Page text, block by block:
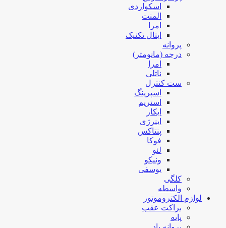
اسکواردی
المنت
امرا
ایتال تکنیک
پروانه
درجه (مانومتر)
امرا
ناتلی
ست کنترل
اسپرینگ
استریم
ایکار
اینرژی
پنتاکس
فوکا
لئو
ونیکو
یوسفی
کلگی
واسطه
لوازم الکتروموتور
براکت عقب
پایه